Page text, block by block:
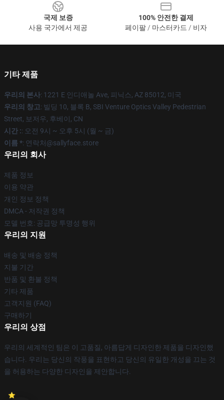
국제 보증
사용 국가에서 제공
100% 안전한 결제
페이팔 / 마스터카드 / 비자
기타 제품
우리의 본사: 1221 E 인디애놀 Ave, 피닉스, AZ 85012, 미국
우리의 창고: 빌딩 10, 블록 B, SBI Venture Optics Valley Pedestrian
Street, 보저우, 후베이, CN
시간 :: 오전 9시 ~ 오후 5시 (월 ~ 금)
이름 *: 연락처@sallyface.store
우리의 회사
제품 정보
이용 약관
개인 정보 정책
DMCA - 저작권 정책
모델 번호: 공급망 투명성 행위
우리의 지원
배송 및 배송 정책
지불 기간
반품 및 환불 정책
기타 제품
고객지원 (FAQ)
구매하기
우리의 상점
우리의 세계적인 팀은 이 고품질, 아름답게 디자인한 제품을 디자인했
습니다. 우리는 당신의 작풍을 표현하고 당신의 유일한 개성을 끄는 것
을 허용하는 다양한 디자인을 제안합니다.